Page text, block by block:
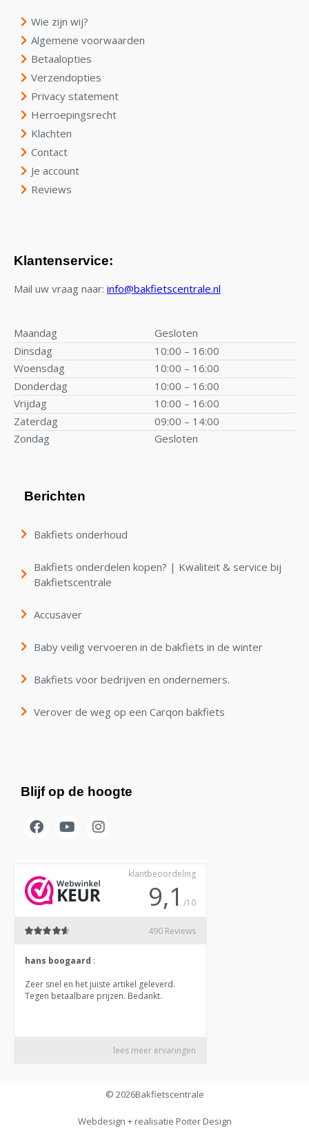
Wie zijn wij?
Algemene voorwaarden
Betaalopties
Verzendopties
Privacy statement
Herroepingsrecht
Klachten
Contact
Je account
Reviews
Klantenservice:
Mail uw vraag naar: info@bakfietscentrale.nl
Maandag
Gesloten
Dinsdag
10:00 – 16:00
Woensdag
10:00 – 16:00
Donderdag
10:00 – 16:00
Vrijdag
10:00 – 16:00
Zaterdag
09:00 – 14:00
Zondag
Gesloten
Berichten
Bakfiets onderhoud
Bakfiets onderdelen kopen? | Kwaliteit & service bij
Bakfietscentrale
Accusaver
Baby veilig vervoeren in de bakfiets in de winter
Bakfiets voor bedrijven en ondernemers.
Verover de weg op een Carqon bakfiets
Blijf op de hoogte
© 2026Bakfietscentrale
Webdesign + realisatie Poiter Design